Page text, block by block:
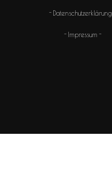
Datenschutzerklärung
Impressum